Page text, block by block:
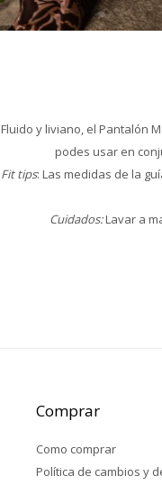
Fluido y liviano, el Pantalón
podes usar en
Fit tips: Las medidas de la
Cuidados:Lavar a
Comprar
Como comprar
Política de cambios y